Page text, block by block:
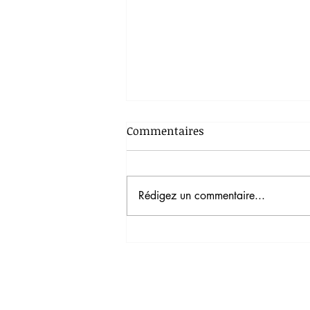
LAPIN AU ROMARIN
Commentaires
Rédigez un commentaire...